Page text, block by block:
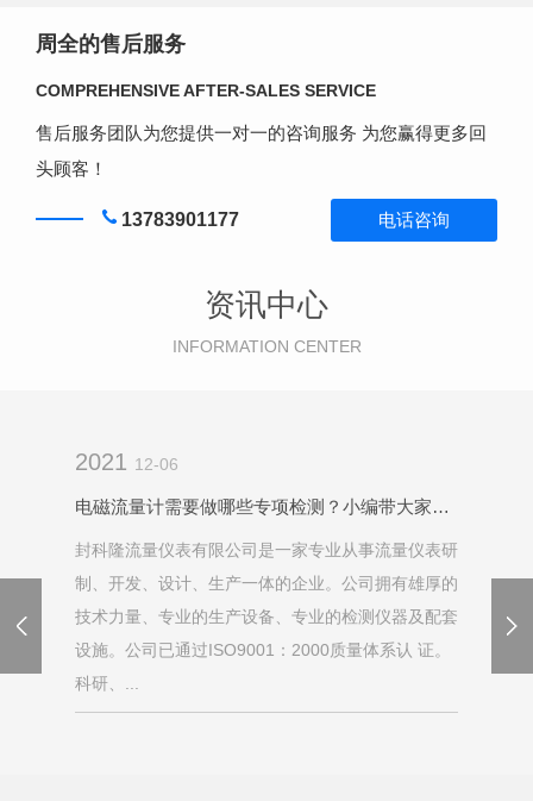
周全的售后服务
COMPREHENSIVE AFTER-SALES SERVICE
售后服务团队为您提供一对一的咨询服务 为您赢得更多回
头顾客！
13783901177 电话咨询
资讯中心
INFORMATION CENTER
2021 12-06
电磁流量计需要做哪些专项检测？小编带大家了解一下
封科隆流量仪表有限公司是一家专业从事流量仪表研
制、开发、设计、生产一体的企业。公司拥有雄厚的
技术力量、专业的生产设备、专业的检测仪器及配套
设施。公司已通过ISO9001：2000质量体系认 证。
科研、...